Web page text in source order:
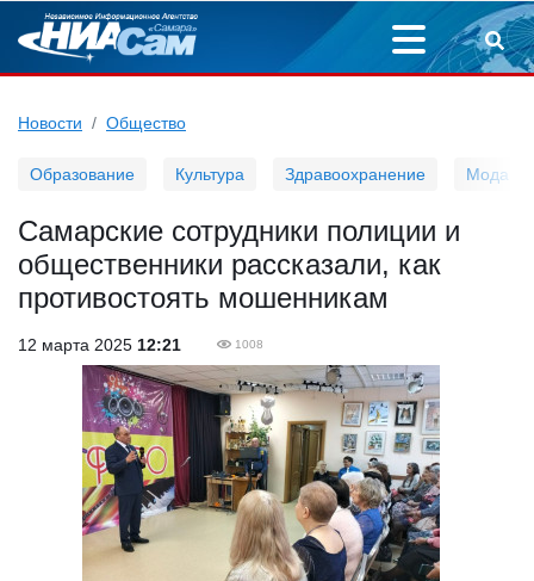
Новости Общество
Образование Культура Здравоохранение Мода
Самарские сотрудники полиции и
общественники рассказали, как
противостоять мошенникам
12 марта 2025 12:21 1008